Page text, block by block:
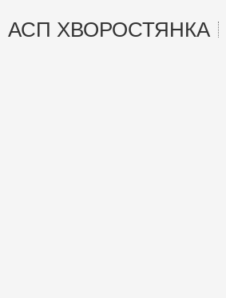
АСП ХВОРОСТЯНКА